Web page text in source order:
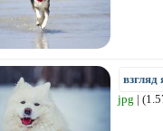
взгляд
jpg |